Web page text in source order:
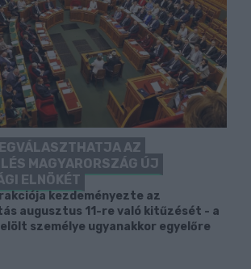
AZ
MAGYARORSZÁG ÚJ
ELNÖKÉT
kezdeményezte az
augusztus 11-re való kitűzését - a
személye ugyanakkor egyelőre